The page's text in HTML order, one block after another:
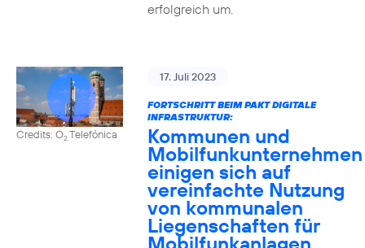
erfolgreich um.
Credits: O2Telefónica
17. Juli 2023
FORTSCHRITT BEIM PAKT DIGITALE
INFRASTRUKTUR:
Kommunen und
Mobilfunkunternehmen
einigen sich auf
vereinfachte Nutzung
von kommunalen
Liegenschaften für
Mobilfunkanlagen